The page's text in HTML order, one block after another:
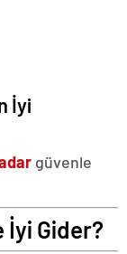
İyi
güvenle
İyi Gider?